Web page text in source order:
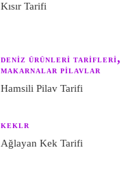
Kısır Tarifi
DENIZ ÜRÜNLERI TARIFLERI
MAKARNALAR PILAVLAR
Hamsili Pilav Tarifi
KEKLR
Ağlayan Kek Tarifi